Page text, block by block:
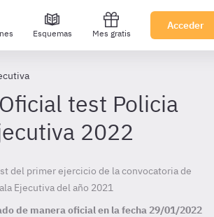
Esquemas Mes gratis
Acceder
test Policia
2022
del primer ejercicio de la convocatoria de
Ejecutiva del año 2021
de manera oficial en la fecha 29/01/2022